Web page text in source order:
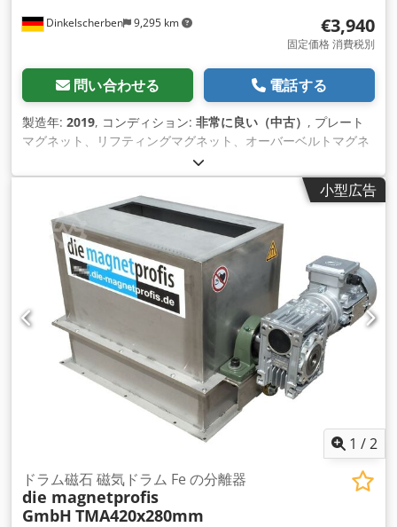
Dinkelscherben 9,295 km €3,940
固定価格 消費税別
問い合わせる 電話する
製造年: 2019, コンディション: 非常に良い（中古） , プレート
マグネット、リフティングマグネット、オーバーベルトマグネ
ット、パトマグネット、マグネットフィルター、マグネットセ
パレータ ー オーバーベルトプレートマグネット VA 1.4301の
密着溶接バージョン NEODYM MAGNET- CORE, very strong !
寸法 620×520×200mm 裏面にM16アイボルトを4個装備 この
リフティングマグネットは、あるお客様が食肉加工業で「警察
マグネット」として使用されていたものです。 表示価格は1個
あたりの価格です。 現在、在庫はまだ1個です。 すべての情報
は保証されません。 コンベアベルト、コンベアベルトシステ
ム、排出ベルト、ベルトコンベア、マグネットセパレーター、
オーバーベルト磁選機、リサイクル、木 片、プラスチック、無
金属検出、ネオジム、オーバーベルト磁石、マグネットベルト
セパレーター 私たちのコア・コンピタンスは、お客様が必要と
するものを正確に提供することです。 私たちは、お客様ととも
に、カスタマイズされた個別のソリューションを開発し、対応
するシステムを自社で生産して供給しています。 お客様の用途
に適したソリューションをご提案させていただきますので、お
気軽にお電話にてお問い合わせください。 オーバーバンド型プ
レートマグネット VA 1.4301の密着溶接バージョン
420×420×200mm 420×420×250mm 620×420×200mm
620×520×200mm 820×520×200mm 820×520×250mm 磁性体
小型広告
1 /2
ドラム磁石 磁気ドラム Fe の分離器
die magnetprofis
GmbH TMA420x280mm